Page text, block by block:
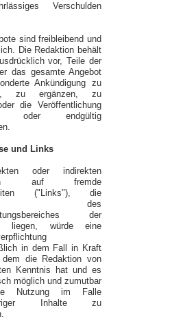
Verschulden
sind freibleibend und
Die Redaktion behält
vor, Teile der
das gesamte Angebot
Ankündigung zu
zu ergänzen, zu
die Veröffentlichung
oder endgültig
und Links
oder indirekten
auf fremde
("Links"), die
des
der
liegen, würde eine
in dem Fall in Kraft
die Redaktion von
Kenntnis hat und es
möglich und zumutbar
Nutzung im Falle
Inhalte zu